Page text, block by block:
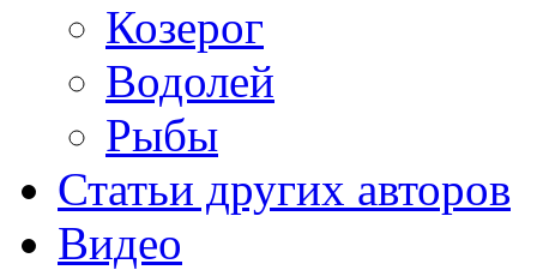
Козерог
Водолей
Рыбы
Статьи других авторов
Видео